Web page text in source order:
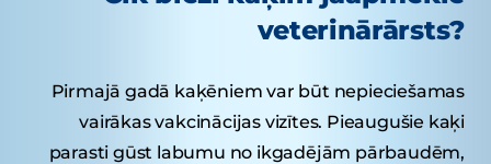
veterinārārsts?
Pirmajā gadā kaķēniem var būt nepieciešamas
vairākas vakcinācijas vizītes. Pieaugušie kaķi
parasti gūst labumu no ikgadējām pārbaudēm,